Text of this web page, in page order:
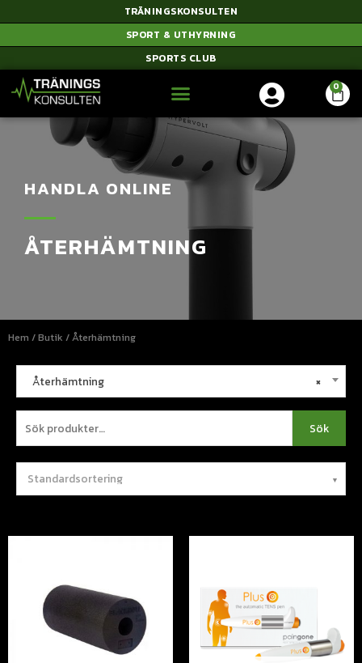
TRÄNINGSKONSULTEN
SPORT & UTHYRNING
SPORTS CLUB
HANDLA ONLINE
ÅTERHÄMTNING
Hem /Butik / Återhämtning
×
Återhämtning
Sök